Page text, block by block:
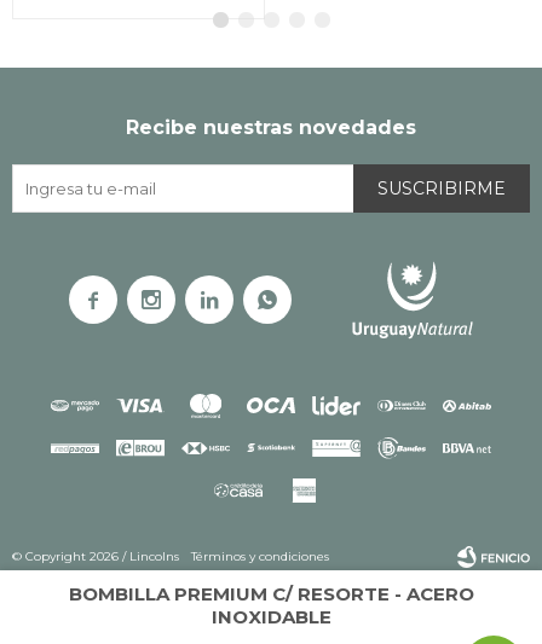
BOMBILLA PREMIUM C/ RESORTE - ACERO
INOXIDABLE
Recibe nuestras novedades
SUSCRIBIRME
   
© Copyright 2026 / Lincolns Términos y condiciones